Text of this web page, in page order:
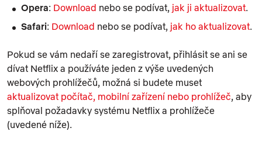
Opera: Download nebo se podívat, jak ji aktualizovat.
Safari: Download nebo se podívat, jak ho aktualizovat.
Pokud se vám nedaří se zaregistrovat, přihlásit se ani se
dívat Netflix a používáte jeden z výše uvedených
webových prohlížečů, možná si budete muset
aktualizovat počítač, mobilní zařízení nebo prohlížeč, aby
splňoval požadavky systému Netflix a prohlížeče
(uvedené níže).